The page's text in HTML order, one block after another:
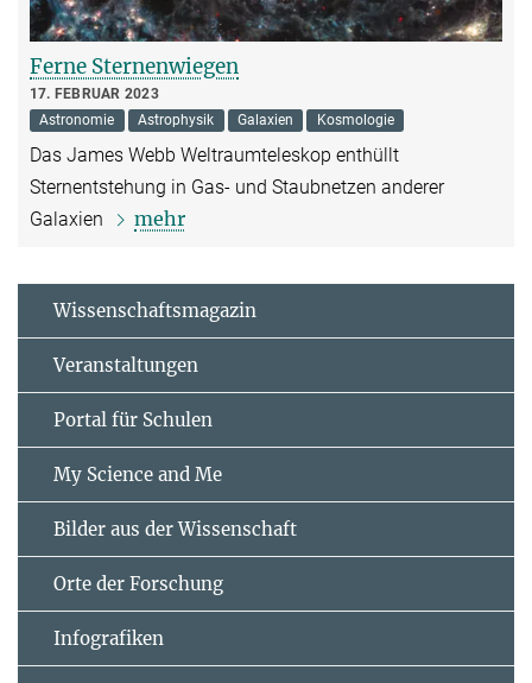
Ferne Sternenwiegen
17. FEBRUAR 2023
Astronomie
Astrophysik Galaxien Kosmologie
Das James Webb Weltraumteleskop enthüllt
Sternentstehung in Gas- und Staubnetzen anderer
Galaxien
mehr
Wissenschaftsmagazin
Veranstaltungen
Portal für Schulen
My Science and Me
Bilder aus der Wissenschaft
Orte der Forschung
Infografiken